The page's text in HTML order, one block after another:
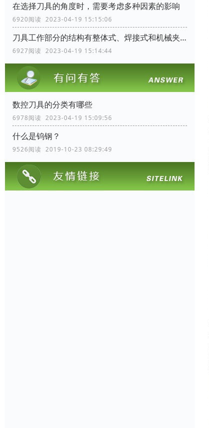
在选择刀具的角度时，需要考虑多种因素的影响
6920阅读 2023-04-19 15:15:06
刀具工作部分的结构有整体式、焊接式和机械夹固式三种
6927阅读 2023-04-19 15:14:44
数控刀具的分类有哪些
6978阅读 2023-04-19 15:09:56
什么是钨钢？
9526阅读 2019-10-23 08:29:49